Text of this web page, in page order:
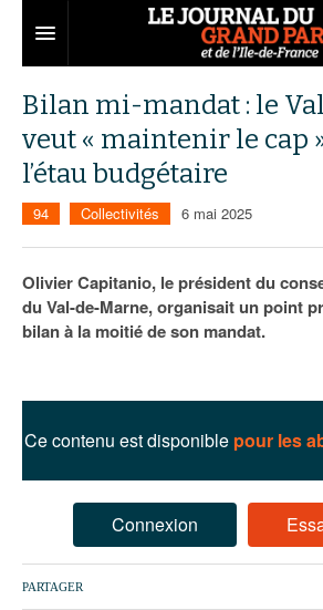
Territoires
Aménagement
Collectivités
Services urbains
Entreprises
Développement économique
Attractivité
Marchés publics
Départements
77
92
95
Nominations
Les Assises du Grand Paris
Lire les résumés
Bilan mi-mandat : le
veut « maintenir le cap
l’étau budgétaire
94 Collectivités 6 mai 2025
Olivier Capitanio, le président du
du Val-de-Marne, organisait un point
bilan à la moitié de son mandat.
Ce contenu est disponible pour les
Connexion
PARTAGER